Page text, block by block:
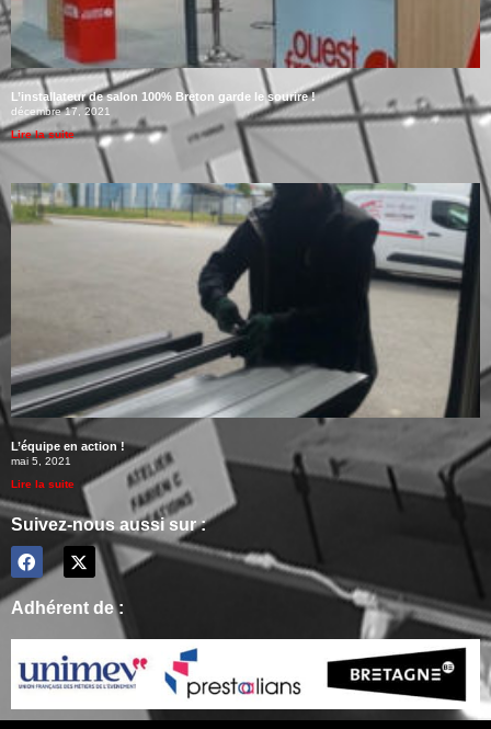
L’installateur de salon 100% Breton garde le sourire !
décembre 17, 2021
Lire la suite
L’équipe en action !
mai 5, 2021
Lire la suite
Suivez-nous aussi sur :
Adhérent de :